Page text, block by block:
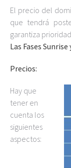
El precio del
que tendrá
garantiza
Las Fases
Precios:
Hay que
tener en
cuenta los
siguientes
aspectos: